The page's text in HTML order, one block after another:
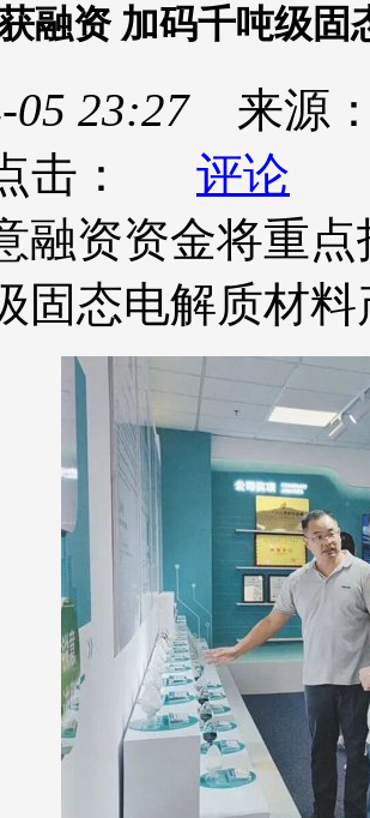
融资 加码千吨级固
05 23:27来源
：
评论
融资资金将重
固态电解质材